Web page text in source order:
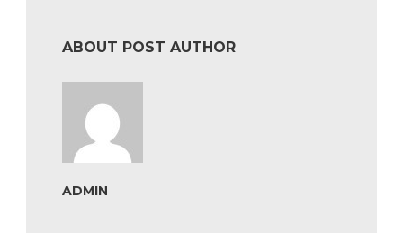
ABOUT POST AUTHOR
ADMIN